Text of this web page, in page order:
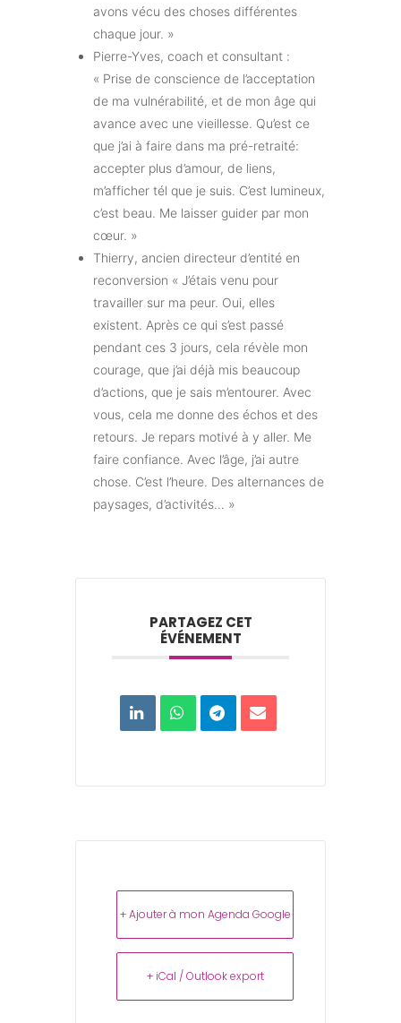
avons vécu des choses différentes
chaque jour. »
Pierre-Yves, coach et consultant :
« Prise de conscience de l’acceptation
de ma vulnérabilité, et de mon âge qui
avance avec une vieillesse. Qu’est ce
que j’ai à faire dans ma pré-retraité:
accepter plus d’amour, de liens,
m’afficher tél que je suis. C’est lumineux,
c’est beau. Me laisser guider par mon
cœur. »
Thierry, ancien directeur d’entité en
reconversion « J’étais venu pour
travailler sur ma peur. Oui, elles
existent. Après ce qui s’est passé
pendant ces 3 jours, cela révèle mon
courage, que j’ai déjà mis beaucoup
d’actions, que je sais m’entourer. Avec
vous, cela me donne des échos et des
retours. Je repars motivé à y aller. Me
faire confiance. Avec l’âge, j’ai autre
chose. C’est l’heure. Des alternances de
paysages, d’activités… »
PARTAGEZ CET
ÉVÉNEMENT
+ Ajouter à mon Agenda Google
+ iCal / Outlook export